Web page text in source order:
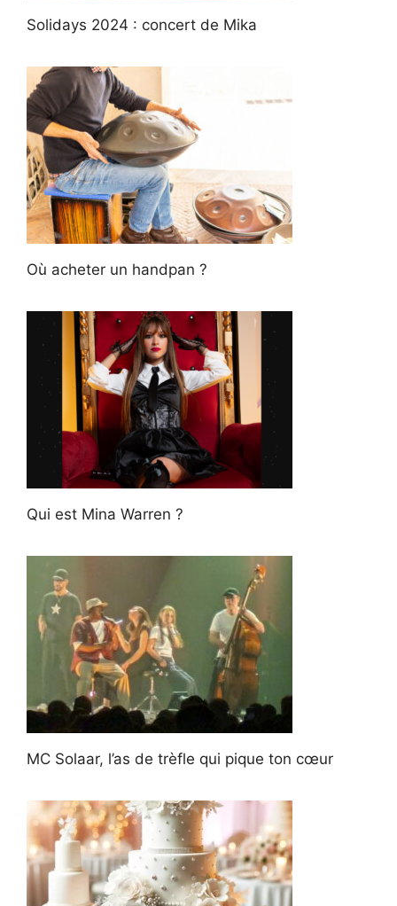
Solidays 2024 : concert de Mika
Où acheter un handpan ?
Qui est Mina Warren ?
MC Solaar, l’as de trèfle qui pique ton cœur